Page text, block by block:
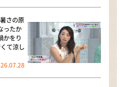
さの原
ったか
かをり
て涼し